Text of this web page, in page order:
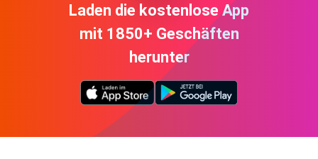
Laden die kostenlose App
mit 1850+ Geschäften
herunter